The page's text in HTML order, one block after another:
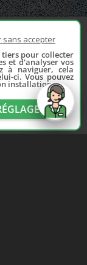
sans accepter
tiers pour collecter
et d'analyser vos
à naviguer, cela
ci. Vous pouvez
installation.